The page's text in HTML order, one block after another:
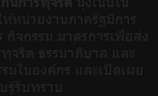
ห้หน่วยงานภาครัฐมีการ
กิจกรรม มาตรการเพื่อส่ง
ทุจริต ธรรมาภิบาล และ
มในองค์กร และเปิดเผย
รู้รับทราบ